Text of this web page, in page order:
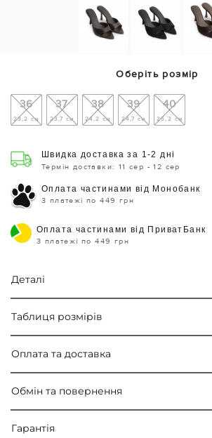
Оберіть розмір
36
23,2 см
37
23,7 см
38
24,2 см
39
24,7 см
40
25,2 см
Швидка доставка за 1-2 дні
Термін доставки: 11 сер - 12 сер
Оплата частинами від Монобанк
3 платежі по 449 грн
Оплата частинами від ПриватБанк
3 платежі по 449 грн
Деталі
Таблиця розмірів
Оплата та доставка
Обмін та повернення
Гарантія